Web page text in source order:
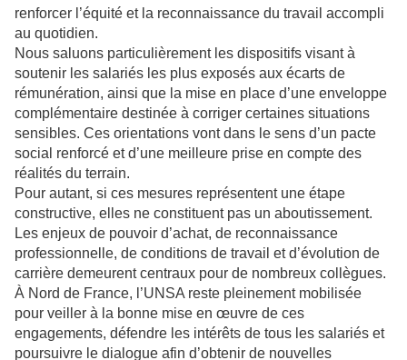
renforcer l’équité et la reconnaissance du travail accompli
au quotidien.
Nous saluons particulièrement les dispositifs visant à
soutenir les salariés les plus exposés aux écarts de
rémunération, ainsi que la mise en place d’une enveloppe
complémentaire destinée à corriger certaines situations
sensibles. Ces orientations vont dans le sens d’un pacte
social renforcé et d’une meilleure prise en compte des
réalités du terrain.
Pour autant, si ces mesures représentent une étape
constructive, elles ne constituent pas un aboutissement.
Les enjeux de pouvoir d’achat, de reconnaissance
professionnelle, de conditions de travail et d’évolution de
carrière demeurent centraux pour de nombreux collègues.
À Nord de France, l’UNSA reste pleinement mobilisée
pour veiller à la bonne mise en œuvre de ces
engagements, défendre les intérêts de tous les salariés et
poursuivre le dialogue afin d’obtenir de nouvelles